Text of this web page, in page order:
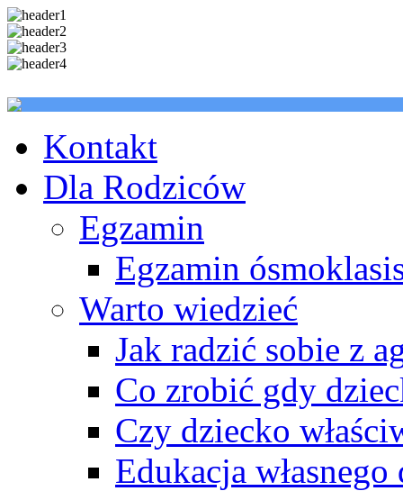
Kontakt
Dla Rodziców
Egzamin
Egzamin
Warto wiedzieć
Jak radzić sobie z
Co zrobić gdy
Czy dziecko
Edukacja własnego